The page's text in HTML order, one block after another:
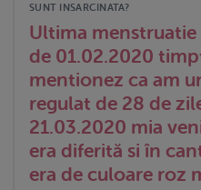
SUNT INSARCINATA?
Ultima
de 01.02.2020
mentionez ca am
regulat de 28 de
21.03.2020 mia
era diferită si în
era de culoare roz